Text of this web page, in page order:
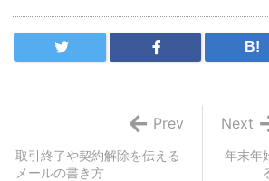
B!
年末年
Next
取引終了や契約解除を伝える
メールの書き方
Prev